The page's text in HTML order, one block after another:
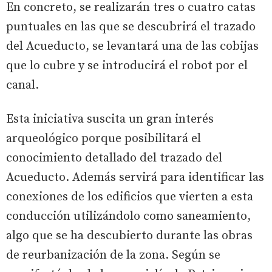
En concreto, se realizarán tres o cuatro catas
puntuales en las que se descubrirá el trazado
del Acueducto, se levantará una de las cobijas
que lo cubre y se introducirá el robot por el
canal.
Esta iniciativa suscita un gran interés
arqueológico porque posibilitará el
conocimiento detallado del trazado del
Acueducto. Además servirá para identificar las
conexiones de los edificios que vierten a esta
conducción utilizándolo como saneamiento,
algo que se ha descubierto durante las obras
de reurbanización de la zona. Según se